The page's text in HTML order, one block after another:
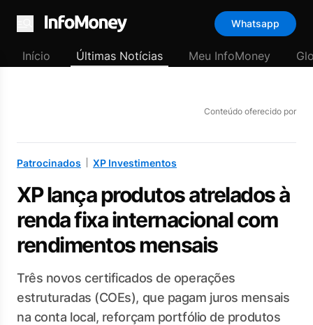
Menu
Whatsapp
Início Últimas Notícias Meu InfoMoney
Conteúdo oferecido por
Patrocinados XP Investimentos
XP lança produtos atrelados à
renda fixa internacional com
rendimentos mensais
Três novos certificados de operações
estruturadas (COEs), que pagam juros mensais
na conta local, reforçam portfólio de produtos